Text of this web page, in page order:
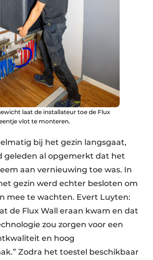
laat de installateur toe de Flux
vlot te monteren.
bij het gezin langsgaat,
geleden al opgemerkt dat het
aan vernieuwing toe was. In
gezin werd echter besloten om
mee te wachten. Evert Luyten:
de Flux Wall eraan kwam en dat
zou zorgen voor een
en hoog
Zodra het toestel beschikbaar